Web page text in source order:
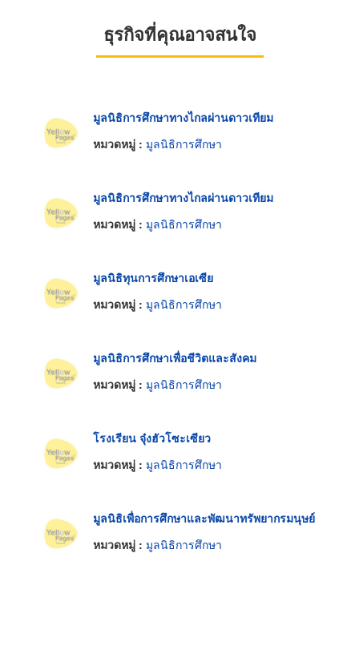
ธุรกิจที่คุณอาจสนใจ
มูลนิธิการศึกษาทางไกลผ่านดาวเทียม
หมวดหมู่ : มูลนิธิการศึกษา
มูลนิธิการศึกษาทางไกลผ่านดาวเทียม
หมวดหมู่ : มูลนิธิการศึกษา
มูลนิธิทุนการศึกษาเอเซีย
หมวดหมู่ : มูลนิธิการศึกษา
มูลนิธิการศึกษาเพื่อชีวิตและสังคม
หมวดหมู่ : มูลนิธิการศึกษา
โรงเรียน จุ๋งฮัวโซะเซียว
หมวดหมู่ : มูลนิธิการศึกษา
มูลนิธิเพื่อการศึกษาและพัฒนาทรัพยากรมนุษย์
หมวดหมู่ : มูลนิธิการศึกษา